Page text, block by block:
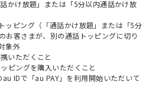
かけ放題」または「5分以内通話かけ放
ッピング（「通話かけ放題」または「5分
お客さまが、別の通話トッピングに切り
象外
いただくこと
ピングを購入いただくこと
IDで「au PAY」を利用開始いただいて